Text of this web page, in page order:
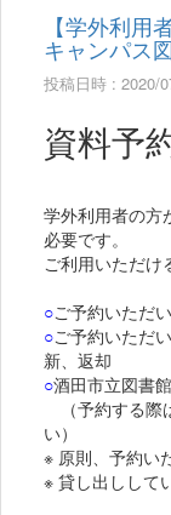
【学外利用
キャンパス
投稿日時 : 2020/
資料予
学外利用者の方
必要です。
ご利用いただけ
○ご予約いただ
○ご予約いただ
新、返却
○酒田市立図書
（予約する際
い）
※ 原則、予約い
※ 貸し出しして